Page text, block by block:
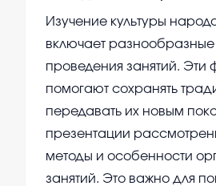
Изучение культуры
включает
проведения занятий. Эти
помогают сохранять
передавать их новым
презентации
методы и особенности
занятий. Это важно для